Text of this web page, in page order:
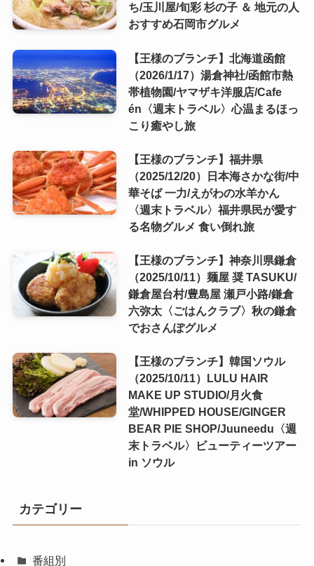
ち/玉川屋/旬彩 杉の子 ＆ 地元の人
おすすめ石岡市グルメ
【王様のブランチ】北海道函館
（2026/1/17）湯倉神社/函館市熱
帯植物園/ヤマザキ洋服店/Cafe
én〈週末トラベル〉心温まるほっ
こり癒やし旅
【王様のブランチ】福井県
（2025/12/20）日本海さかな街/中
華そば 一力/えがわの水羊かん
〈週末トラベル〉福井県民が愛す
る名物グルメ 食い倒れ旅
【王様のブランチ】神奈川県鎌倉
（2025/10/11）麺屋 奨 TASUKU/
鎌倉屋台村/豊島屋 瀬戸小路/鎌倉
六弥太〈ごはんクラブ〉秋の鎌倉
でおさんぽグルメ
【王様のブランチ】韓国ソウル
（2025/10/11）LULU HAIR
MAKE UP STUDIO/月火食
堂/WHIPPED HOUSE/GINGER
BEAR PIE SHOP/Juuneedu〈週
末トラベル〉ビューティーツアー
in ソウル
カテゴリー
番組別